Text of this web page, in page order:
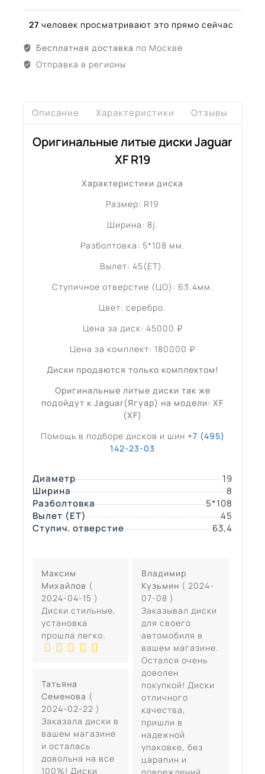
27 человек просматривают это прямо сейчас
Бесплатная доставка по Москве
Отправка в регионы
Описание Характеристики Отзывы
Оригинальные литые диски Jaguar
XF R19
Характеристики диска
Размер: R19
Ширина: 8j.
Разболтовка: 5*108 мм.
Вылет: 45(ET).
Ступичное отверстие (ЦО): 63.4мм.
Цвет: серебро.
Цена за диск: 45000 ₽
Цена за комплект: 180000 ₽
Диски продаются только комплектом!
Оригинальные литые диски так же
подойдут к Jaguar(Ягуар) на модели: XF
(XF)
Помощь в подборе дисков и шин +7 (495)
142-23-03
Диаметр
19
Ширина
8
Разболтовка
5*108
Вылет (ЕТ)
45
Ступич. отверстие
63,4
Максим
Михайлов (
2024-04-15 )
Диски стильные,
установка
прошла легко.
Татьяна
Семенова (
2024-02-22 )
Заказала диски в
вашем магазине
и осталась
довольна на все
100%! Диски
Владимир
Кузьмин ( 2024-
07-08 )
Заказывал диски
для своего
автомобиля в
вашем магазине.
Остался очень
доволен
покупкой! Диски
отличного
качества,
пришли в
надежной
упаковке, без
царапин и